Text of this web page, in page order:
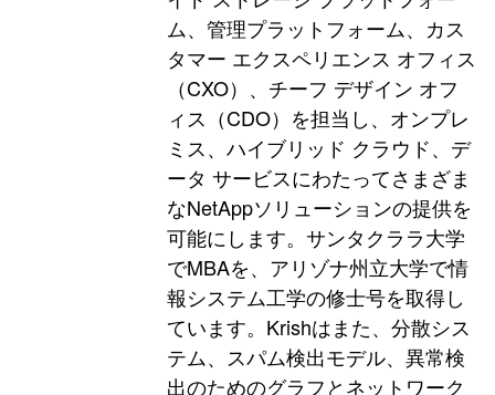
ム、管理プラットフォーム、カス
タマー エクスペリエンス オフィス
（CXO）、チーフ デザイン オフ
ィス（CDO）を担当し、オンプレ
ミス、ハイブリッド クラウド、デ
ータ サービスにわたってさまざま
なNetAppソリューションの提供を
可能にします。サンタクララ大学
でMBAを、アリゾナ州立大学で情
報システム工学の修士号を取得し
ています。Krishはまた、分散シス
テム、スパム検出モデル、異常検
出のためのグラフとネットワーク